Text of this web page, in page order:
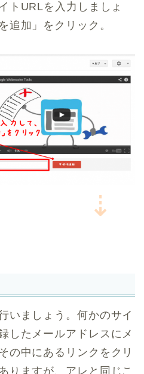
トURLを入力しましょ
追加」をクリック。
⇣
いましょう。何かのサイ
したメールアドレスにメ
の中にあるリンクをクリ
りますが、アレと同じこ